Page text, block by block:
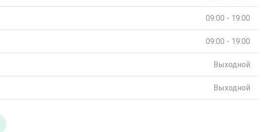
09:00 - 19:00
09:00 - 19:00
Выходной
Выходной